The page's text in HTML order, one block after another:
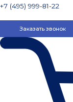
+7 (495) 999-81-22
Заказать звонок